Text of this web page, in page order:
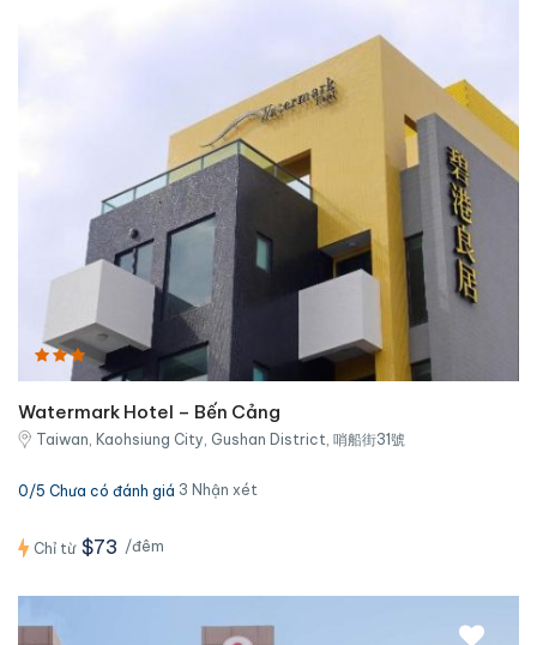
Watermark Hotel – Bến Cảng
Taiwan, Kaohsiung City, Gushan District, 哨船街31號
0/5 Chưa có đánh giá 3 Nhận xét
Chỉ từ $73 /đêm